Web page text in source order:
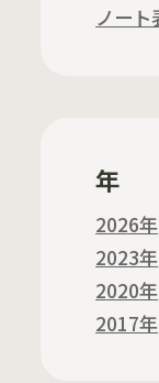
ノート
年
2026年
2023年
2020年
2017年